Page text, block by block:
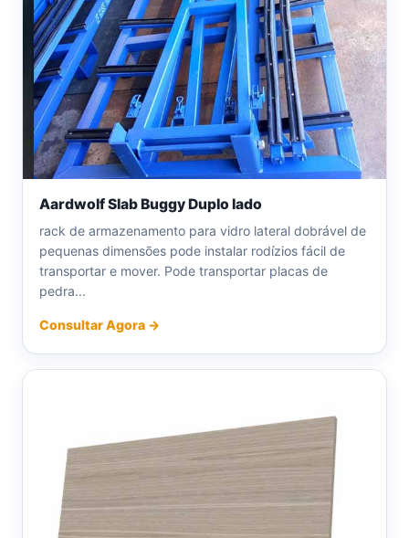
Aardwolf Slab Buggy Duplo lado
rack de armazenamento para vidro lateral dobrável de
pequenas dimensões pode instalar rodízios fácil de
transportar e mover. Pode transportar placas de
pedra...
Consultar Agora →